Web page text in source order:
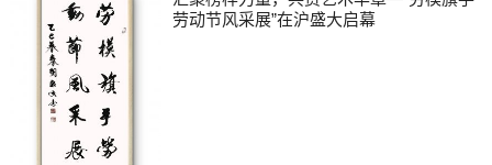
劳动节风采展”在沪盛大启幕